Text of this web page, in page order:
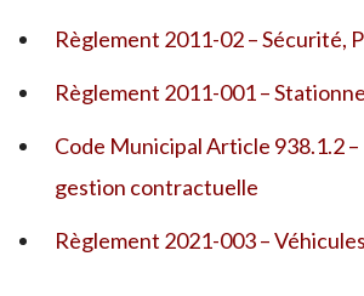
Règlement 2011-02 – Sécurité,
Règlement 2011-001 –
Code Municipal Article 938.1.2
gestion contractuelle
Règlement 2021-003 –